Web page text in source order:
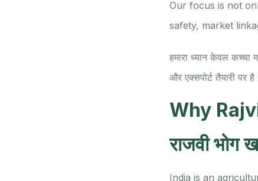
Our focus is not
safety, market
हमारा ध्यान केवल कच्चा
और एक्सपोर्ट तैयारी पर है।
Why
राजवी भोग
India is an